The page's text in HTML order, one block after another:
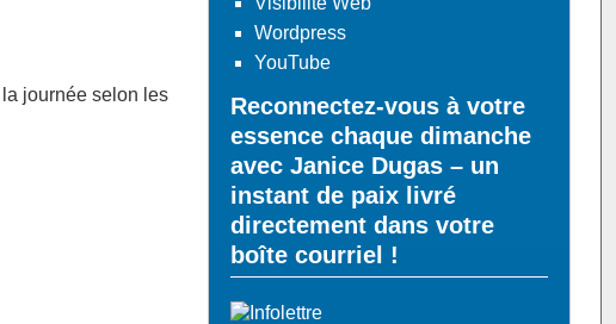
journée selon les
Wordpress
YouTube
Reconnectez-vous à votre
essence chaque dimanche
avec Janice Dugas – un
instant de paix livré
directement dans votre
boîte courriel !